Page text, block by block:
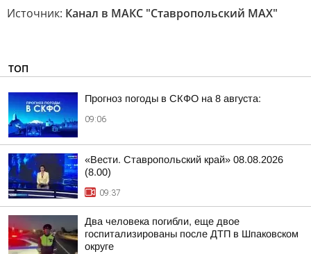
Источник: Канал в МАКС "Ставропольский MAX"
ТОП
Прогноз погоды в СКФО на 8 августа:
09:06
«Вести. Ставропольский край» 08.08.2026
(8.00)
09:37
Два человека погибли, еще двое
госпитализированы после ДТП в Шпаковском
округе